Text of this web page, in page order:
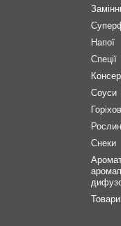
Напої
Спеції
Соуси
Снеки